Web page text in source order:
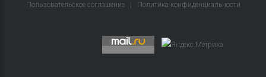
Пользовательское соглашение Политика конфиденциальности